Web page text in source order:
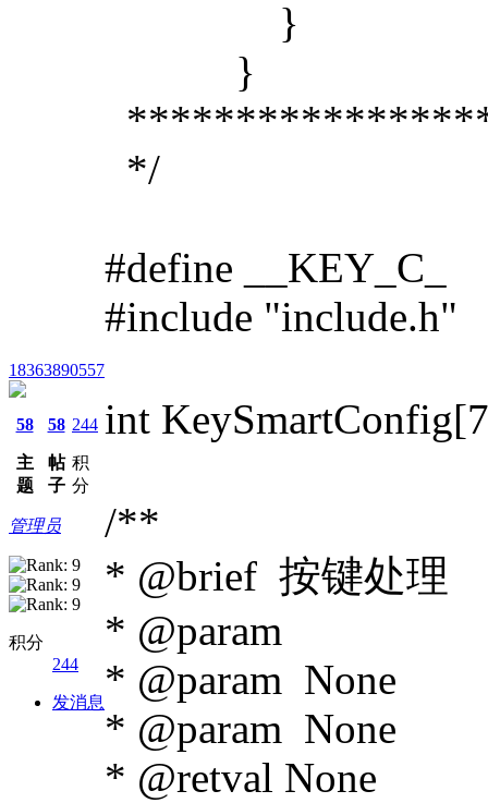
18363890557
58
主
题
58
帖
子
244
积
分
管理员
积分
244
发消息
}
}
*/
#define __KEY_C_
#include "include.h"
int
/**
* @brief 按键处理
* @param
* @param None
* @param None
* @retval None